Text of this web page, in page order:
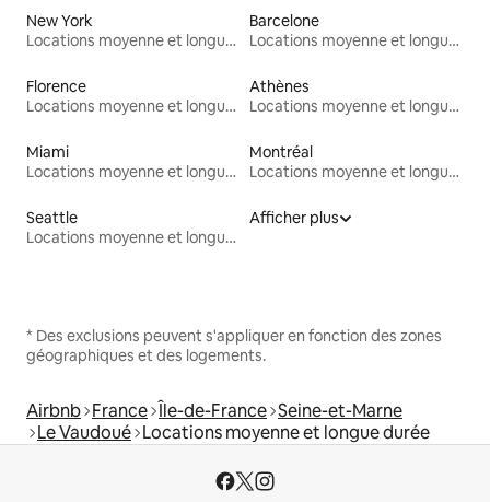
New York
Locations moyenne et longue durée
Barcelone
Locations moyenne et longue durée
Florence
Locations moyenne et longue durée
Athènes
Locations moyenne et longue durée
Miami
Locations moyenne et longue durée
Montréal
Locations moyenne et longue durée
Seattle
Locations moyenne et longue durée
Afficher plus
* Des exclusions peuvent s'appliquer en fonction des zones
géographiques et des logements.
Airbnb France Île-de-France Seine-et-Marne
Le Vaudoué Locations moyenne et longue durée